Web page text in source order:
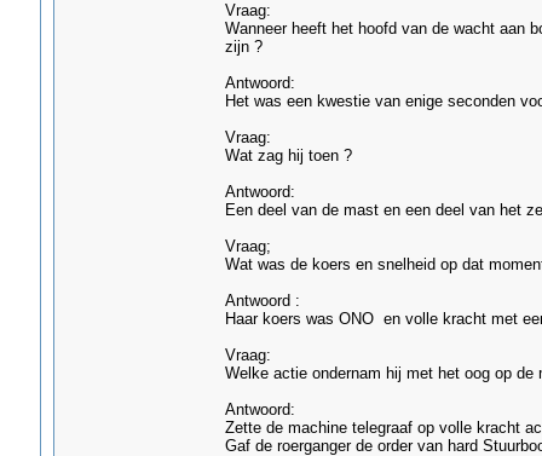
Vraag:
Wanneer heeft het hoofd van de wacht aan
zijn ?
Antwoord:
Het was een kwestie van enige seconden
Vraag:
Wat zag hij toen ?
Antwoord:
Een deel van de mast en een deel van het
Vraag;
Wat was de koers en snelheid op dat
Antwoord :
Haar koers was ONO en volle kracht met
Vraag:
Welke actie ondernam hij met het oog op
Antwoord:
Zette de machine telegraaf op volle kracht
Gaf de roerganger de order van hard